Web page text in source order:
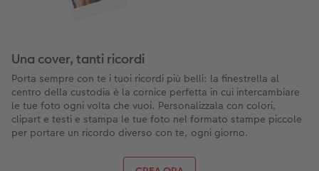
Una cover, tanti ricordi
Porta sempre con te i tuoi ricordi più belli: la finestrella al
centro della custodia è la cornice perfetta in cui intercambiare
le tue foto ogni volta che vuoi. Personalizzala con colori,
clipart e testi e stampa le tue foto nel formato stampe piccole
per portare un ricordo diverso con te, ogni giorno.